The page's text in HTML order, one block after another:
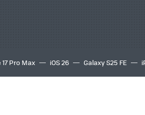
Pro Max iOS 26 Galaxy S25 FE